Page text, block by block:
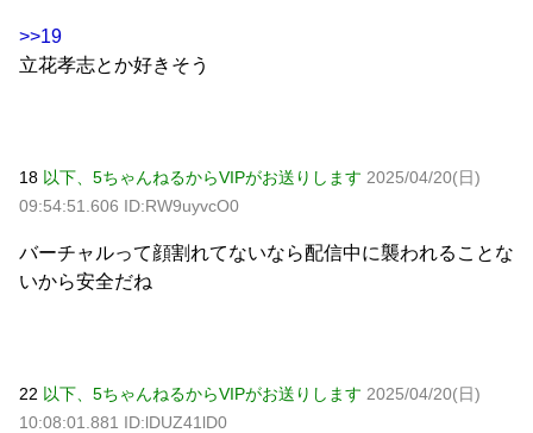
>>19
立花孝志とか好きそう
18 以下、5ちゃんねるからVIPがお送りします 2025/04/20(日)
09:54:51.606 ID:RW9uyvcO0
バーチャルって顔割れてないなら配信中に襲われることな
いから安全だね
22 以下、5ちゃんねるからVIPがお送りします 2025/04/20(日)
10:08:01.881 ID:lDUZ41lD0